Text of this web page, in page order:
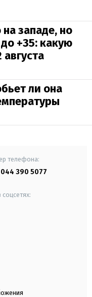
западе, но
+35: какую
ли она
телефона:
390 5077